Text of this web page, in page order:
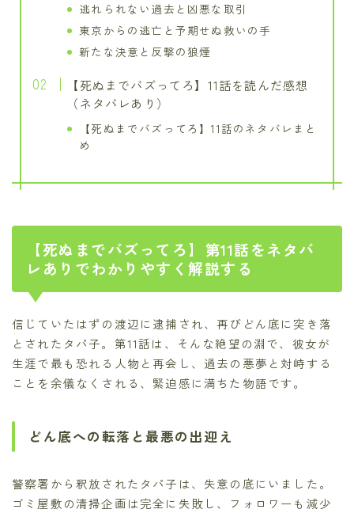
逃れられない過去と凶悪な取引
東京からの逃亡と予期せぬ救いの手
新たな決意と反撃の狼煙
【死ぬまでバズってろ】11話を読んだ感想
（ネタバレあり）
【死ぬまでバズってろ】11話のネタバレまと
め
【死ぬまでバズってろ】第11話をネタバ
レありでわかりやすく解説する
信じていたはずの渡辺に逮捕され、再びどん底に突き落
とされたタパ子。第11話は、そんな絶望の淵で、彼女が
生涯で最も恐れる人物と再会し、過去の悪夢と対峙する
ことを余儀なくされる、緊迫感に満ちた物語です。
どん底への転落と最悪の出迎え
警察署から釈放されたタパ子は、失意の底にいました。
ゴミ屋敷の清掃企画は完全に失敗し、フォロワーも減少